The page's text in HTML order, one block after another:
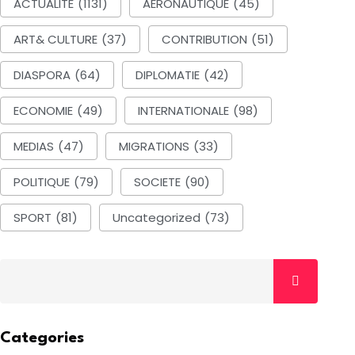
ACTUALITE (1131) AERONAUTIQUE (45)
ART& CULTURE (37) CONTRIBUTION (51)
DIASPORA (64) DIPLOMATIE (42)
ECONOMIE (49) INTERNATIONALE (98)
MEDIAS (47) MIGRATIONS (33)
POLITIQUE (79) SOCIETE (90)
SPORT (81) Uncategorized (73)
Categories